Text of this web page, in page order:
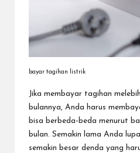
bayar tagihan listrik
Jika membayar tagihan
bulannya, Anda harus
bisa berbeda-beda menurut
bulan. Semakin lama Anda
semakin besar denda yang